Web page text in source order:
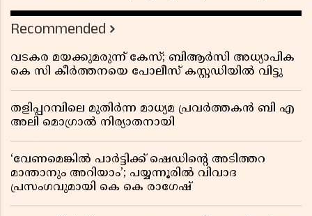
റിപ്പോർട്ട് പുറത്ത്
Recommended
വടകര മയക്കുമരുന്ന് കേസ്; ബിആർസി അധ്യാപിക
കെ സി കീർത്തനയെ പോലീസ് കസ്റ്റഡിയിൽ വിട്ടു
തളിപ്പറമ്പിലെ മുതിർന്ന മാധ്യമ പ്രവർത്തകൻ ബി എ
അലി മൊഗ്രാൽ നിര്യാതനായി
‘വേണമെങ്കിൽ പാർട്ടിക്ക് ഷെഡിൻ്റെ അടിത്തറ
മാന്താനും അറിയാം’; പയ്യന്നൂരിൽ വിവാദ
പ്രസംഗവുമായി കെ കെ രാഗേഷ്